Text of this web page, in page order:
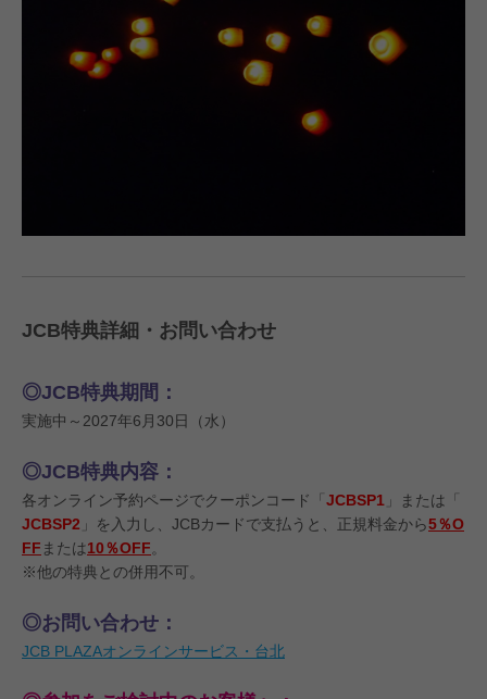
JCB特典詳細・お問い合わせ
◎JCB特典期間：
実施中～2027年6月30日（水）
◎JCB特典内容：
各オンライン予約ページでクーポンコード「JCBSP1 」または「
JCBSP2 」を入力し、JCBカードで支払うと、正規料金から5％O
FF または10％OFF。
※他の特典との併用不可。
◎お問い合わせ：
JCB PLAZAオンラインサービス・台北